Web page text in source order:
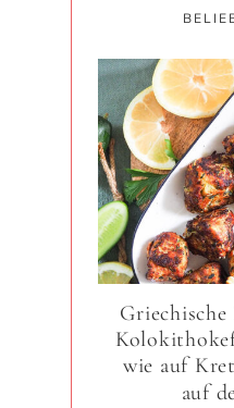
wie auf
auf